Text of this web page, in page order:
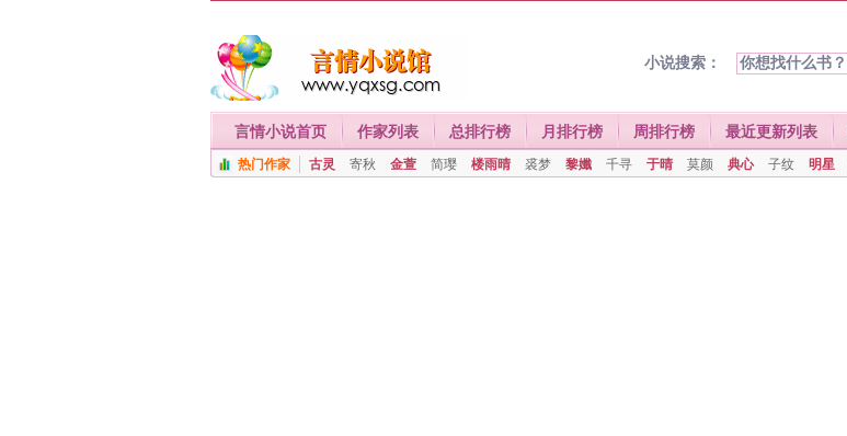
小说搜索：
言情小说首页 作家列表 总排行榜 月排行榜 周排行榜 最近更新列表
热门作家 古灵 寄秋 金萱 简璎 楼雨晴 裘梦 黎孅 千寻 于晴 莫颜 典心 子纹 明星